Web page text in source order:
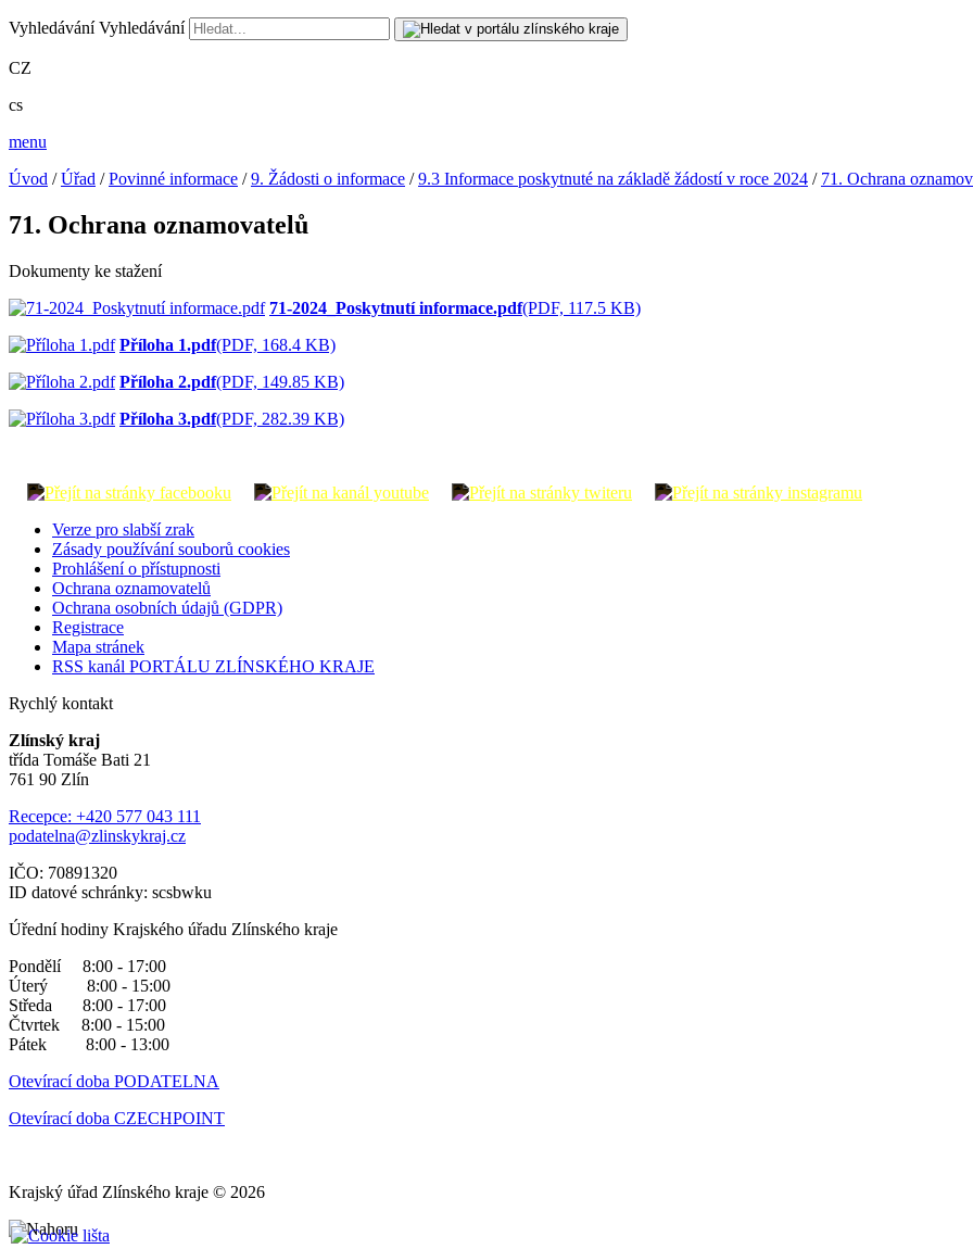
Vyhledávání Vyhledávání
CZ
cs
menu
Úvod /Úřad /Povinné informace /9. Žádosti o informace /9.3 Informace poskytnuté na základě žádostí v roce 2024 / 71. Ochrana
71. Ochrana oznamovatelů
Dokumenty ke stažení
71-2024_Poskytnutí informace.pdf(PDF, 117.5 KB)
Příloha 1.pdf(PDF, 168.4 KB)
Příloha 2.pdf(PDF, 149.85 KB)
Příloha 3.pdf(PDF, 282.39 KB)
Verze pro slabší zrak
Zásady používání souborů cookies
Prohlášení o přístupnosti
Ochrana oznamovatelů
Ochrana osobních údajů (GDPR)
Registrace
Mapa stránek
RSS kanál PORTÁLU ZLÍNSKÉHO KRAJE
Rychlý kontakt
Zlínský kraj
třída Tomáše Bati 21
761 90 Zlín
Recepce: +420 577 043 111
podatelna@zlinskykraj.cz
IČO: 70891320
ID datové schránky: scsbwku
Úřední hodiny Krajského úřadu Zlínského kraje
Pondělí 8:00 - 17:00
Úterý 8:00 - 15:00
Středa 8:00 - 17:00
Čtvrtek 8:00 - 15:00
Pátek 8:00 - 13:00
Otevírací doba PODATELNA
Otevírací doba CZECHPOINT
Krajský úřad Zlínského kraje © 2026